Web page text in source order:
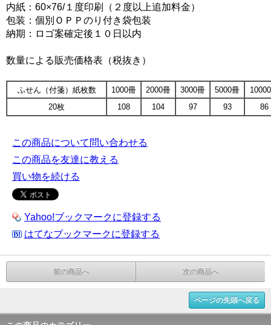
内紙：60×76/１度印刷（２度以上追加料金）
包装：個別ＯＰＰのり付き袋包装
納期：ロゴ案確定後１０日以内
数量による販売価格表（税抜き）
ふせん（付箋）紙枚数 1000冊 2000冊 3000冊 5000冊
20枚
108 104 97 93 86
この商品について問い合わせる
この商品を友達に教える
買い物を続ける
Yahoo!ブックマークに登録する
はてなブックマークに登録する
前の商品へ 次の商品へ
ページの先頭へ戻る